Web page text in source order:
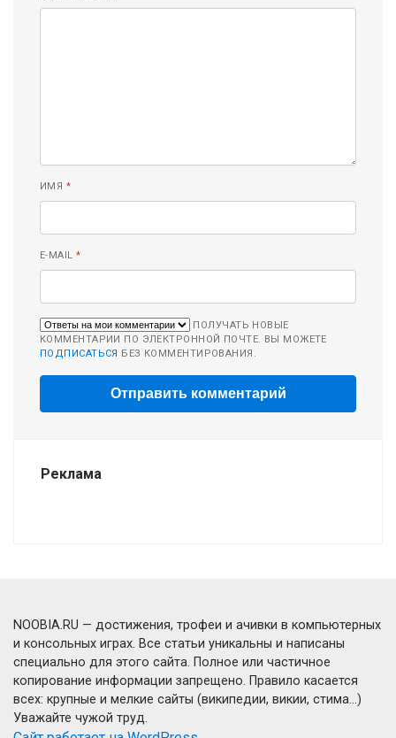
ИМЯ *
E-MAIL*
ПОЛУЧАТЬ НОВЫЕ
КОММЕНТАРИИ ПО ЭЛЕКТРОННОЙ ПОЧТЕ. ВЫ МОЖЕТЕ
ПОДПИСАТЬСЯ БЕЗ КОММЕНТИРОВАНИЯ.
Реклама
NOOBIA.RU — достижения, трофеи и ачивки в компьютерных
и консольных играх. Все статьи уникальны и написаны
специально для этого сайта. Полное или частичное
копирование информации запрещено. Правило касается
всех: крупные и мелкие сайты (википедии, викии, стима...)
Уважайте чужой труд.